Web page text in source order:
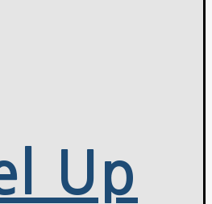
Up